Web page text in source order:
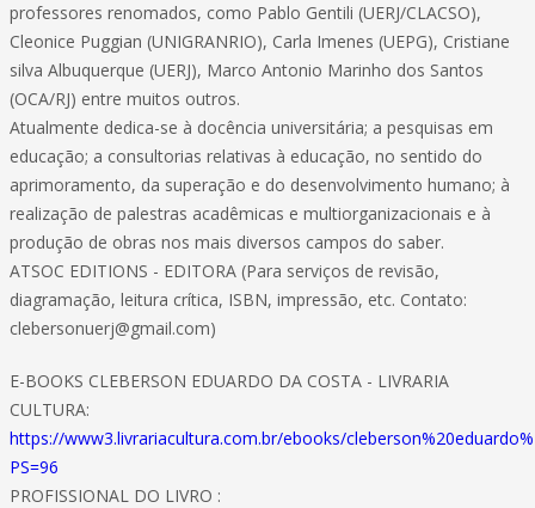
professores renomados, como Pablo Gentili (UERJ/CLACSO),
Cleonice Puggian (UNIGRANRIO), Carla Imenes (UEPG), Cristiane
silva Albuquerque (UERJ), Marco Antonio Marinho dos Santos
(OCA/RJ) entre muitos outros.
Atualmente dedica-se à docência universitária; a pesquisas em
educação; a consultorias relativas à educação, no sentido do
aprimoramento, da superação e do desenvolvimento humano; à
realização de palestras acadêmicas e multiorganizacionais e à
produção de obras nos mais diversos campos do saber.
ATSOC EDITIONS - EDITORA (Para serviços de revisão,
diagramação, leitura crítica, ISBN, impressão, etc. Contato:
clebersonuerj@gmail.com)
E-BOOKS CLEBERSON EDUARDO DA COSTA - LIVRARIA
CULTURA:
https://www3.livrariacultura.com.br/ebooks/
PS=96
PROFISSIONAL DO LIVRO :